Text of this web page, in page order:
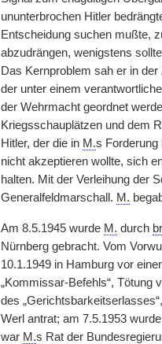
ununterbrochen Hitler
Entscheidung suchen mußte,
abzudrängen, wenigstens
Das Kernproblem sah er in
der unter einem
der Wehrmacht geordnet
Kriegsschauplätzen und dem
Hitler, der die in M.s Forderung
nicht akzeptieren wollte, sich
halten. Mit der Verleihung der
Generalfeldmarschall. M.
Am 8.5.1945 wurde M. durch
Nürnberg gebracht. Vom
10.1.1949 in Hamburg vor
„Kommissar-Befehls“, Tötung
des
Werl antrat; am 7.5.1953
war M.s Rat der